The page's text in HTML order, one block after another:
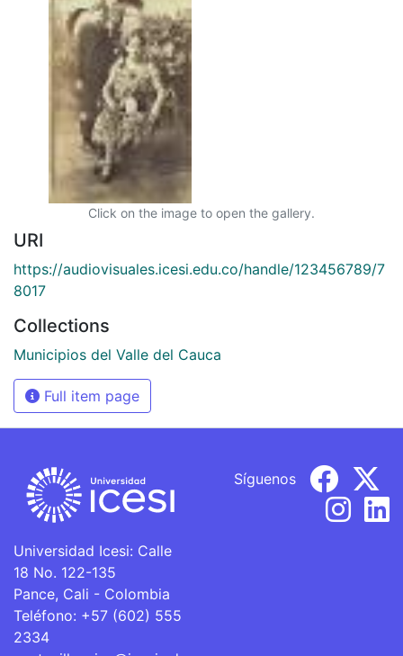
Click on the image to open the gallery.
URI
https://audiovisuales.icesi.edu.co/handle/123456789/7
8017
Collections
Municipios del Valle del Cauca
Full item page
Universidad Icesi: Calle
18 No. 122-135
Pance, Cali - Colombia
Teléfono: +57 (602) 555
2334
Síguenos